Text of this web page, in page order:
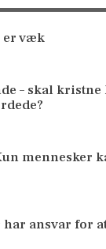
er væk
– skal
mennesker
ansvar for